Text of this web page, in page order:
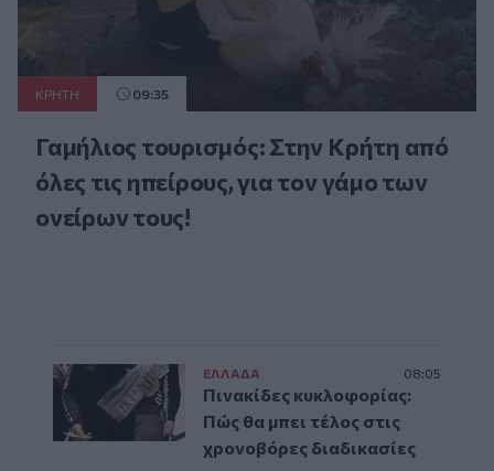
ΚΡΗΤΗ 09:35
Γαμήλιος τουρισμός: Στην Κρήτη από
όλες τις ηπείρους, για τον γάμο των
ονείρων τους!
ΕΛΛAΔΑ 08:05
Πινακίδες κυκλοφορίας:
Πώς θα μπει τέλος στις
χρονοβόρες διαδικασίες